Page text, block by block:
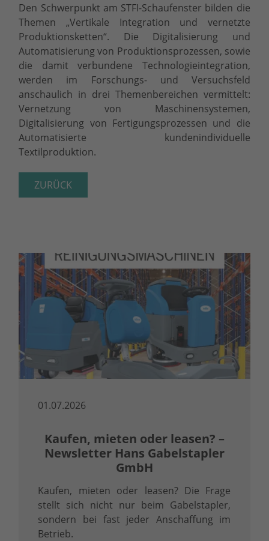
Den Schwerpunkt am STFI-Schaufenster bilden die
Themen „Vertikale Integration und vernetzte
Produktionsketten“. Die Digitalisierung und
Automatisierung von Produktionsprozessen, sowie
die damit verbundene Technologieintegration,
werden im Forschungs- und Versuchsfeld
anschaulich in drei Themenbereichen vermittelt:
Vernetzung von Maschinensystemen,
Digitalisierung von Fertigungsprozessen und die
Automatisierte kundenindividuelle
Textilproduktion.
ZURÜCK
01.07.2026
Kaufen, mieten oder leasen? –
Newsletter Hans Gabelstapler
GmbH
Kaufen, mieten oder leasen? Die Frage
stellt sich nicht nur beim Gabelstapler,
sondern bei fast jeder Anschaffung im
Betrieb.